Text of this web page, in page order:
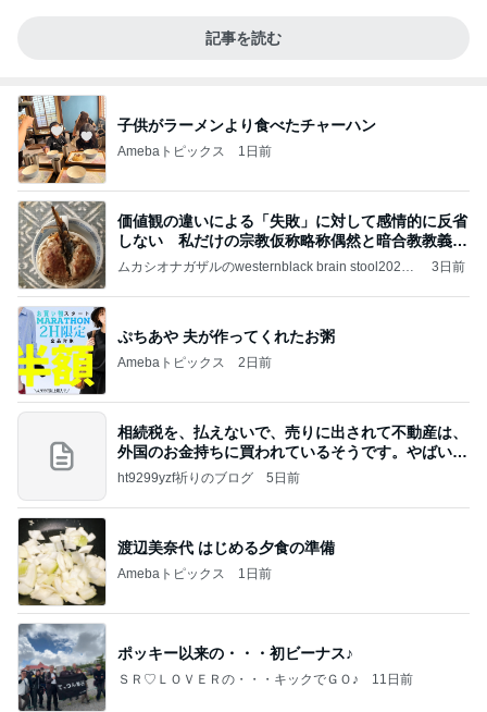
記事を読む
子供がラーメンより食べたチャーハン
Amebaトピックス 1日前
価値観の違いによる「失敗」に対して感情的に反省
しない 私だけの宗教仮称略称偶然と暗合教教義候
補
ムカシオナガザルのwesternblack brain stool2024
ガザル
3日前
ぷちあや 夫が作ってくれたお粥
Amebaトピックス 2日前
相続税を、払えないで、売りに出されて不動産は、
外国のお金持ちに買われているそうです。やばいで
すよ
ht9299yzf祈りのブログ 5日前
渡辺美奈代 はじめる夕食の準備
Amebaトピックス 1日前
ポッキー以来の・・・初ビーナス♪
ＳＲ♡ＬＯＶＥＲの・・・キックでＧＯ♪ 11日前